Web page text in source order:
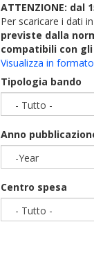
ATTENZIONE:
Per scaricare i dati
previste dalla
compatibili con
Visualizza in
Tipologia bando
- Tutto -
Anno
-Year
Centro spesa
- Tutto -